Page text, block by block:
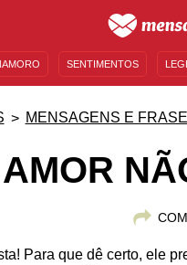
SENTIMENTOS
MENSAGENS E
Para que dê certo, ele